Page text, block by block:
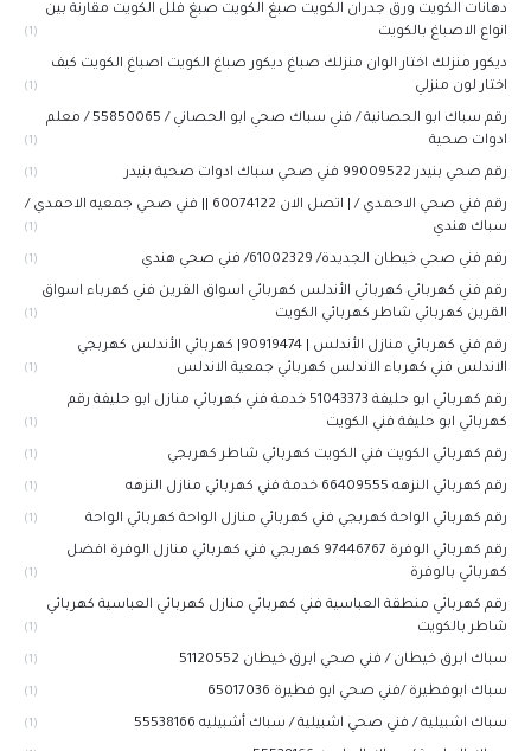
دهانات الكويت ورق جدران الكويت صبغ الكويت صبغ فلل الكويت مقارنة بين
انواع الاصباغ بالكويت
(1)
ديكور منزلك اختار الوان منزلك صباغ ديكور صباغ الكويت اصباغ الكويت كيف
اختار لون منزلي
(1)
رقم سباك ابو الحصانية / فني سباك صحي ابو الحصاني / 55850065 / معلم
ادوات صحية
(1)
رقم صحي بنيدر 99009522 فني صحي سباك ادوات صحية بنيدر (1)
رقم فني صحي الاحمدي / | اتصل الان 60074122 || فني صحي جمعيه الاحمدي /
سباك هندي
(1)
رقم فني صحي خيطان الجديدة/ 61002329/ فني صحي هندي (1)
رقم فني كهربائي كهربائي الأندلس كهربائي اسواق القرين فني كهرباء اسواق
القرين كهربائي شاطر كهربائي الكويت
(1)
رقم فني كهربائي منازل الأندلس | 90919474| كهربائي الأندلس كهربجي
الاندلس فني كهرباء الاندلس كهربائي جمعية الاندلس
(1)
رقم كهربائي ابو حليفة 51043373 خدمة فني كهربائي منازل ابو حليفة رقم
كهربائي ابو حليفة فني الكويت
(1)
رقم كهربائي الكويت فني الكويت كهربائي شاطر كهربجي (1)
رقم كهربائي النزهه 66409555 خدمة فني كهربائي منازل النزهه (1)
رقم كهربائي الواحة كهربجي فني كهربائي منازل الواحة كهربائي الواحة (1)
رقم كهربائي الوفرة 97446767‬ كهربجي فني كهربائي منازل الوفرة افضل
كهربائي بالوفرة
(1)
رقم كهربائي منطقة العباسية فني كهربائي منازل كهربائي العباسية كهربائي
شاطر بالكويت
(1)
سباك ابرق خيطان / فني صحي ابرق خيطان 51120552 (1)
سباك ابوفطيرة /فني صحي ابو فطيرة 65017036 (1)
سباك اشبيلية / فني صحي اشبيلية / سباك أشبيليه 55538166 (1)